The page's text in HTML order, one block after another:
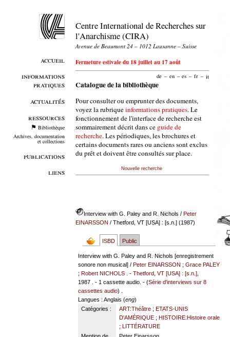
accueil
informations
pratiques
actualités
ressources
Bibliothèque
Archives, documentation
et collections
publications
liens
Centre International de Recherches sur
l'Anarchisme (CIRA)
Avenue de Beaumont 24 – 1012 Lausanne – Suisse
Fermeture estivale du 18 juillet au 17 août
de – en – es – fr – it
Catalogue de la bibliothèque
Pour consulter ou emprunter des documents,
voyez la rubriqueinformations pratiques. Le
fonctionnement de l'interface de recherche est
sommairement décrit dans ce guide de
recherche. Les périodiques, les brochures et
certains documents rares ou anciens sont exclus
du prêt et doivent être consultés sur place.
Nouvelle recherche
Interview with G. Paley and R. Nichols / Peter
EINARSSON / Thetford, VT [USA] : [s.n.] (1987)
ISBD Public
Interview with G. Paley and R. Nichols [enregistrement
sonore non musical] /Peter EINARSSON ;Grace PALEY
;Robert NICHOLS . -Thetford, VT [USA] : [s.n.]
1987 . - 1 cassette audio. - (Série d'interviews sur 8
cassettes audio) .
Langues : Anglais (eng)
Catégories :
ART:Théâtre; ETATS-UNIS
D'AMÉRIQUE; HISTOIRE:Histoire orale
; LITTÉRATURE